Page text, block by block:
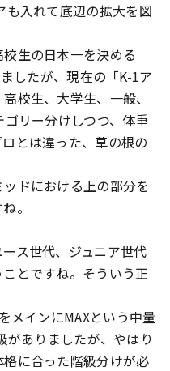
入れて底辺の拡大を図
生の日本一を決める
したが、現在の「K-1ア
校生、大学生、一般、
リー分けしつつ、体重
とは違った、草の根の
ドにおける上の部分を
。
ス世代、ジュニア世代
とですね。そういう正
メインにMAXという中量
ありましたが、やはり
に合った階級分けが必